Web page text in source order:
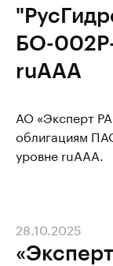
БО-
ruAAA
АО «Эксперт
облигациям
уровне ruAAA.
28.10.2025